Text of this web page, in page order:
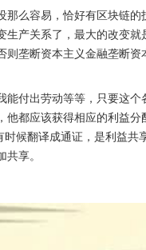
那么容易，恰好有区块链
生产关系了，最大的改变
垄断资本主义金融垄断
付出劳动等等，只要这
都应该获得相应的利益
候翻译成通证，是利益
享。